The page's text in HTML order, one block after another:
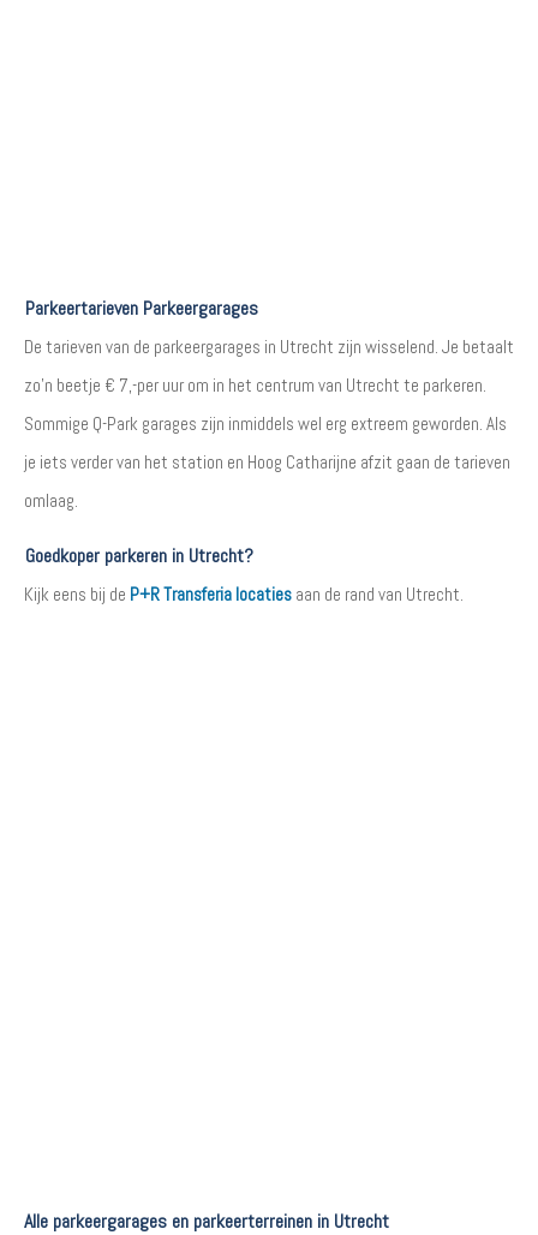
Parkeertarieven Parkeergarages
De tarieven van de parkeergarages in Utrecht zijn wisselend. Je betaalt
zo'n beetje € 7,-per uur om in het centrum van Utrecht te parkeren.
Sommige Q-Park garages zijn inmiddels wel erg extreem geworden. Als
je iets verder van het station en Hoog Catharijne afzit gaan de tarieven
omlaag.
Goedkoper parkeren in Utrecht?
Kijk eens bij de P+R Transferia locaties aan de rand van Utrecht.
Alle parkeergarages en parkeerterreinen in Utrecht